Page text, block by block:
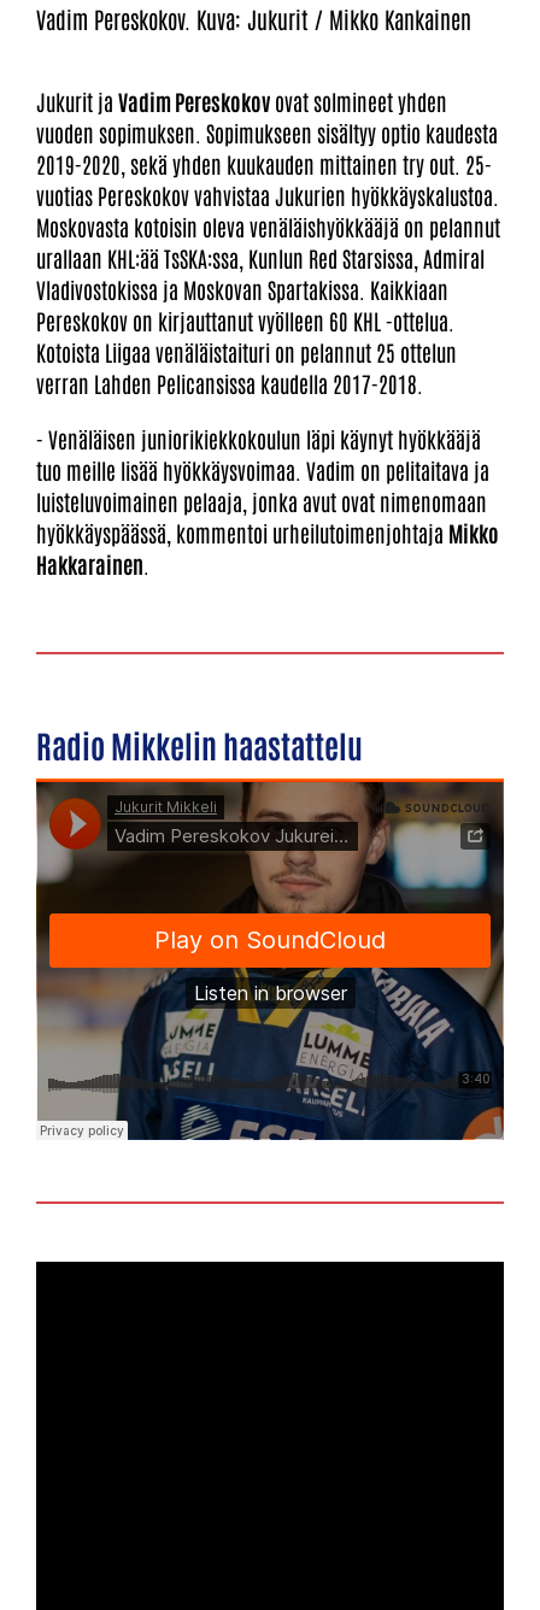
Vadim Pereskokov. Kuva: Jukurit / Mikko Kankainen
Jukurit ja Vadim Pereskokov ovat solmineet yhden
vuoden sopimuksen. Sopimukseen sisältyy optio kaudesta
2019-2020, sekä yhden kuukauden mittainen try out. 25-
vuotias Pereskokov vahvistaa Jukurien hyökkäyskalustoa.
Moskovasta kotoisin oleva venäläishyökkääjä on pelannut
urallaan KHL:ää TsSKA:ssa, Kunlun Red Starsissa, Admiral
Vladivostokissa ja Moskovan Spartakissa. Kaikkiaan
Pereskokov on kirjauttanut vyölleen 60 KHL -ottelua.
Kotoista Liigaa venäläistaituri on pelannut 25 ottelun
verran Lahden Pelicansissa kaudella 2017-2018.
- Venäläisen juniorikiekkokoulun läpi käynyt hyökkääjä
tuo meille lisää hyökkäysvoimaa. Vadim on pelitaitava ja
luisteluvoimainen pelaaja, jonka avut ovat nimenomaan
hyökkäyspäässä, kommentoi urheilutoimenjohtaja Mikko
Hakkarainen
Radio Mikkelin haastattelu